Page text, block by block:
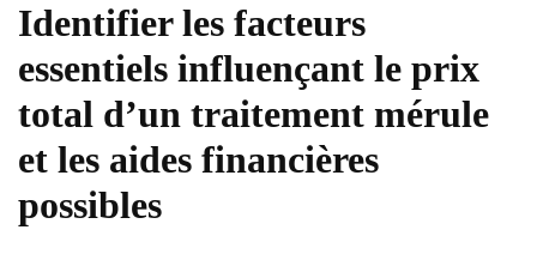
Identifier les facteurs
essentiels influençant le prix
total d’un traitement mérule
et les aides financières
possibles